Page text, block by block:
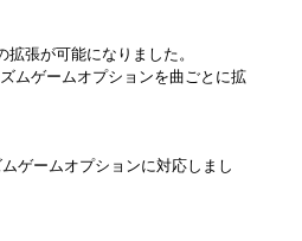
張が可能になりました。
ムゲームオプションを曲ごとに拡
ゲームオプションに対応しまし